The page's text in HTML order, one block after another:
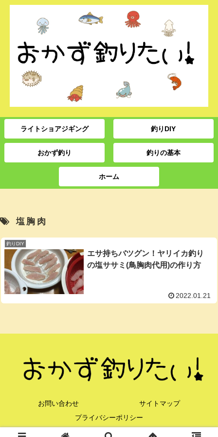
ライトショアジギング 釣りDIY
おかず釣り 釣りの基本
ホーム
塩胸肉
釣りDIY
エサ持ちバツグン！ヤリイカ釣り
の塩ササミ(鳥胸肉代用)の作り方
2022.01.21
お問い合わせ
サイトマップ
プライバシーポリシー
© 2021 おかず釣りたい！.